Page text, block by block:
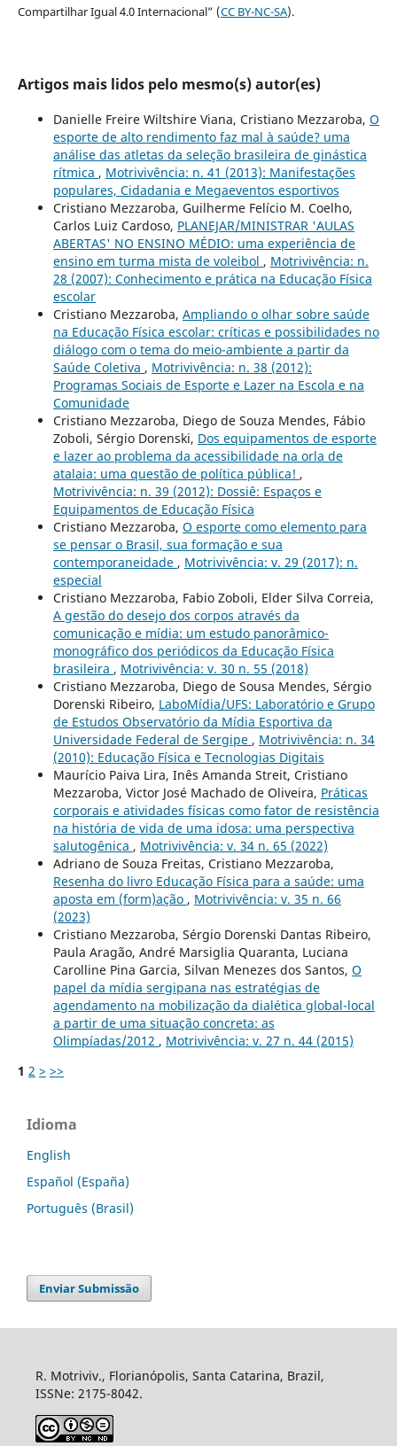
Compartilhar Igual 4.0 Internacional” (CC BY-NC-SA).
Artigos mais lidos pelo mesmo(s) autor(es)
Danielle Freire Wiltshire Viana, Cristiano Mezzaroba, O
esporte de alto rendimento faz mal à saúde? uma
análise das atletas da seleção brasileira de ginástica
rítmica , Motrivivência: n. 41 (2013): Manifestações
populares, Cidadania e Megaeventos esportivos
Cristiano Mezzaroba, Guilherme Felício M. Coelho,
Carlos Luiz Cardoso, PLANEJAR/MINISTRAR 'AULAS
ABERTAS' NO ENSINO MÉDIO: uma experiência de
ensino em turma mista de voleibol , Motrivivência: n.
28 (2007): Conhecimento e prática na Educação Física
escolar
Cristiano Mezzaroba, Ampliando o olhar sobre saúde
na Educação Física escolar: críticas e possibilidades no
diálogo com o tema do meio-ambiente a partir da
Saúde Coletiva , Motrivivência: n. 38 (2012):
Programas Sociais de Esporte e Lazer na Escola e na
Comunidade
Cristiano Mezzaroba, Diego de Souza Mendes, Fábio
Zoboli, Sérgio Dorenski, Dos equipamentos de esporte
e lazer ao problema da acessibilidade na orla de
atalaia: uma questão de política pública! ,
Motrivivência: n. 39 (2012): Dossiê: Espaços e
Equipamentos de Educação Física
Cristiano Mezzaroba, O esporte como elemento para
se pensar o Brasil, sua formação e sua
contemporaneidade , Motrivivência: v. 29 (2017): n.
especial
Cristiano Mezzaroba, Fabio Zoboli, Elder Silva Correia,
A gestão do desejo dos corpos através da
comunicação e mídia: um estudo panorâmico-
monográfico dos periódicos da Educação Física
brasileira , Motrivivência: v. 30 n. 55 (2018)
Cristiano Mezzaroba, Diego de Sousa Mendes, Sérgio
Dorenski Ribeiro, LaboMídia/UFS: Laboratório e Grupo
de Estudos Observatório da Mídia Esportiva da
Universidade Federal de Sergipe , Motrivivência: n. 34
(2010): Educação Física e Tecnologias Digitais
Maurício Paiva Lira, Inês Amanda Streit, Cristiano
Mezzaroba, Victor José Machado de Oliveira, Práticas
corporais e atividades físicas como fator de resistência
na história de vida de uma idosa: uma perspectiva
salutogênica , Motrivivência: v. 34 n. 65 (2022)
Adriano de Souza Freitas, Cristiano Mezzaroba,
Resenha do livro Educação Física para a saúde: uma
aposta em (form)ação , Motrivivência: v. 35 n. 66
(2023)
Cristiano Mezzaroba, Sérgio Dorenski Dantas Ribeiro,
Paula Aragão, André Marsiglia Quaranta, Luciana
Carolline Pina Garcia, Silvan Menezes dos Santos, O
papel da mídia sergipana nas estratégias de
agendamento na mobilização da dialética global-local
a partir de uma situação concreta: as
Olimpíadas/2012 , Motrivivência: v. 27 n. 44 (2015)
1 2 > >>
Idioma
English
Español (España)
Português (Brasil)
Enviar Submissão
R. Motriviv., Florianópolis, Santa Catarina, Brazil,
ISSNe: 2175-8042.